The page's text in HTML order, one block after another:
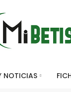
NOTICIAS